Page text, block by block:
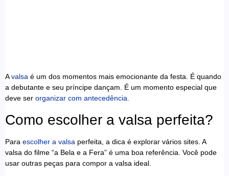
Avalsa é um dos momentos mais emocionante da festa. É quando
a debutante e seu príncipe dançam. É um momento especial que
deve ser organizar com antecedência.
Como escolher a valsa perfeita?
Para escolher a valsa perfeita, a dica é explorar vários sites. A
valsa do filme “a Bela e a Fera” é uma boa referência. Você pode
usar outras peças para compor a valsa ideal.